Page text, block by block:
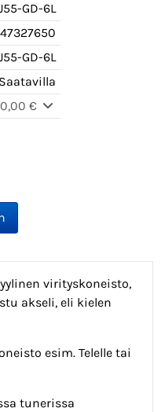
GD-6L
GD-6L
0,00 €
virityskoneisto,
akseli, eli kielen
esim. Telelle tai
tunerissa